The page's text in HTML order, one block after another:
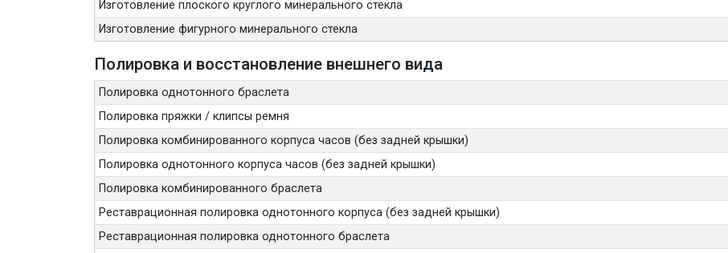
Изготовление плоского круглого минерального стекла
Изготовление фигурного минерального стекла
Полировка и восстановление внешнего вида
Полировка однотонного браслета
Полировка пряжки / клипсы ремня
Полировка комбинированного корпуса часов (без задней крышки)
Полировка однотонного корпуса часов (без задней крышки)
Полировка комбинированного браслета
Реставрационная полировка однотонного корпуса (без задней крышки)
Реставрационная полировка однотонного браслета